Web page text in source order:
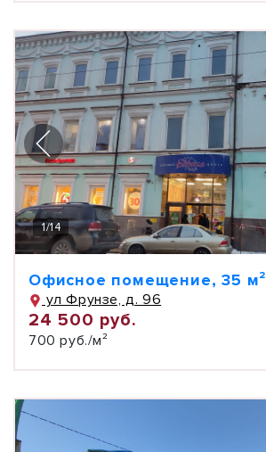
1/14
Офисное помещение, 35 м²
ул Фрунзе, д. 96
24 500 руб.
700 руб./м²